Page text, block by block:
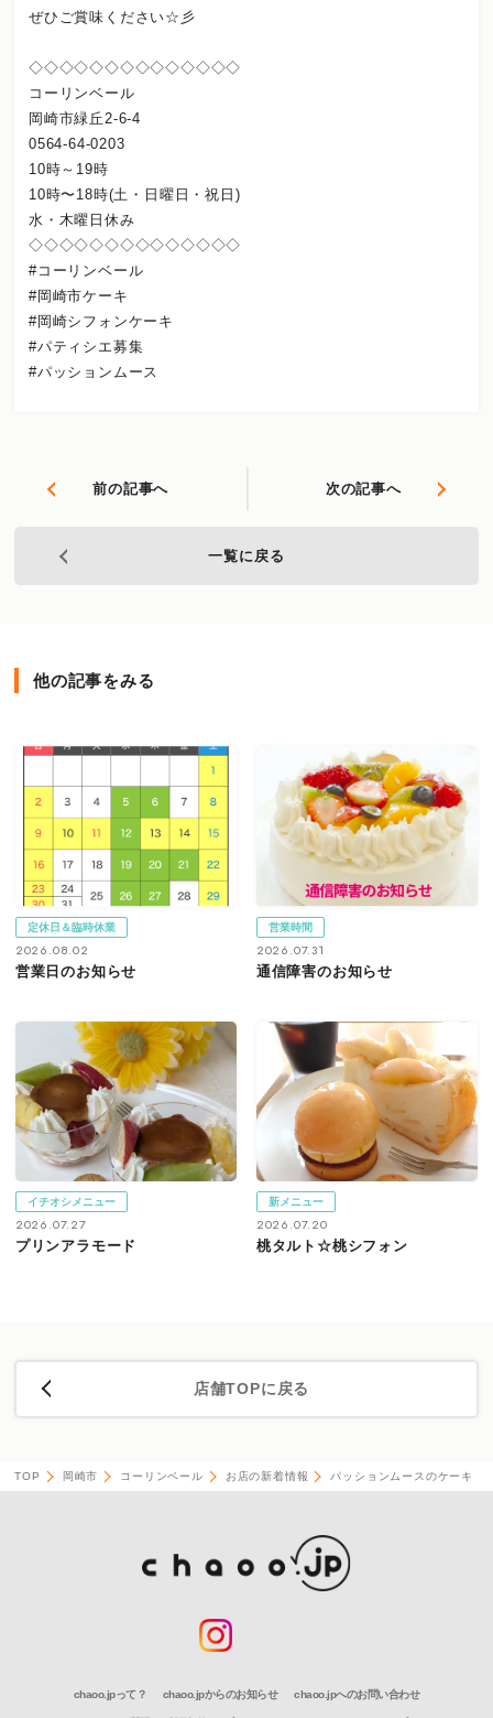
ぜひご賞味ください☆彡
◇◇◇◇◇◇◇◇◇◇◇◇◇◇
コーリンベール
岡崎市緑丘2-6-4
0564-64-0203
10時～19時
10時〜18時(土・日曜日・祝日)
水・木曜日休み
◇◇◇◇◇◇◇◇◇◇◇◇◇◇
#コーリンベール
#岡崎市ケーキ
#岡崎シフォンケーキ
#パティシエ募集
#パッションムース
前の記事へ 次の記事へ
一覧に戻る
他の記事をみる
定休日＆臨時休業
2026.08.02
営業日のお知らせ
営業時間
2026.07.31
通信障害のお知らせ
イチオシメニュー
2026.07.27
プリンアラモード
新メニュー
2026.07.20
桃タルト☆桃シフォン
店舗TOPに戻る
TOP 岡崎市 コーリンベール お店の新着情報 パッションムースのケーキ
chaoo.jpって？ chaoo.jpからのお知らせ chaoo.jpへのお問い合わせ